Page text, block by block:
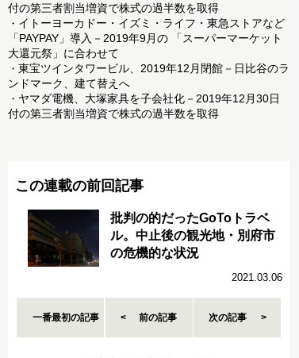
付の第三者割当増資で株式の過半数を取得
・ イトーヨーカドー・イズミ・ライフ・東急ストアなど
「PAYPAY」導入－2019年9月の 「スーパーマーケット
大還元祭」に合わせて
・ 東宝ツインタワービル、2019年12月閉館－日比谷のラ
ンドマーク、建て替えへ
・ ヤマダ電機、大塚家具を子会社化－2019年12月30日
付の第三者割当増資で株式の過半数を取得
この連載の前回記事
批判の的だったGoToトラベ
ル。中止後の観光地・別府市
の危機的な状況
2021.03.06
一番最初の記事 前の記事 次の記事